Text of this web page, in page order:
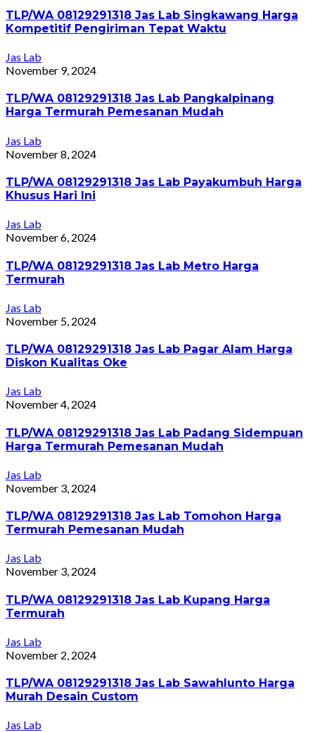
TLP/WA 08129291318 Jas Lab Singkawang Harga
Kompetitif Pengiriman Tepat Waktu
Jas Lab
November 9, 2024
TLP/WA 08129291318 Jas Lab Pangkalpinang
Harga Termurah Pemesanan Mudah
Jas Lab
November 8, 2024
TLP/WA 08129291318 Jas Lab Payakumbuh Harga
Khusus Hari Ini
Jas Lab
November 6, 2024
TLP/WA 08129291318 Jas Lab Metro Harga
Termurah
Jas Lab
November 5, 2024
TLP/WA 08129291318 Jas Lab Pagar Alam Harga
Diskon Kualitas Oke
Jas Lab
November 4, 2024
TLP/WA 08129291318 Jas Lab Padang Sidempuan
Harga Termurah Pemesanan Mudah
Jas Lab
November 3, 2024
TLP/WA 08129291318 Jas Lab Tomohon Harga
Termurah Pemesanan Mudah
Jas Lab
November 3, 2024
TLP/WA 08129291318 Jas Lab Kupang Harga
Termurah
Jas Lab
November 2, 2024
TLP/WA 08129291318 Jas Lab Sawahlunto Harga
Murah Desain Custom
Jas Lab